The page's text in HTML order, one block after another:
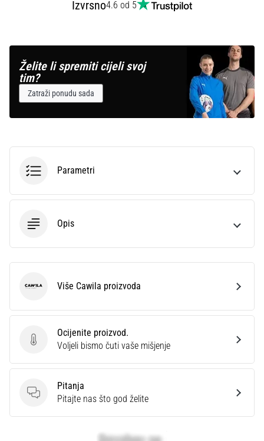
Izvrsno4.6 od 5
Želite li spremiti cijeli svoj
tim?
Zatraži ponudu sada
Parametri
Opis
Ocijenite proizvod.
Ocijenite proizvod.
Voljeli bismo čuti vaše mišjenje
Pitanja
Pitanja
Pitajte nas što god želite
Cawila Više Cawila proizvoda